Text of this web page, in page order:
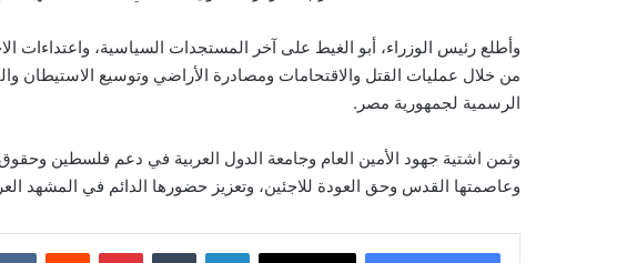
وأطلع رئيس الوزراء، أبو الغيط على آخر المستجدات السياسية، واعتداءات
من خلال عمليات القتل والاقتحامات ومصادرة الأراضي وتوسيع الاستيطان
الرسمية لجمهورية مصر.
وثمن اشتية جهود الأمين العام وجامعة الدول العربية في دعم فلسطين
وعاصمتها القدس وحق العودة للاجئين، وتعزيز حضورها الدائم في المشهد
لينكدإن بينتيريست